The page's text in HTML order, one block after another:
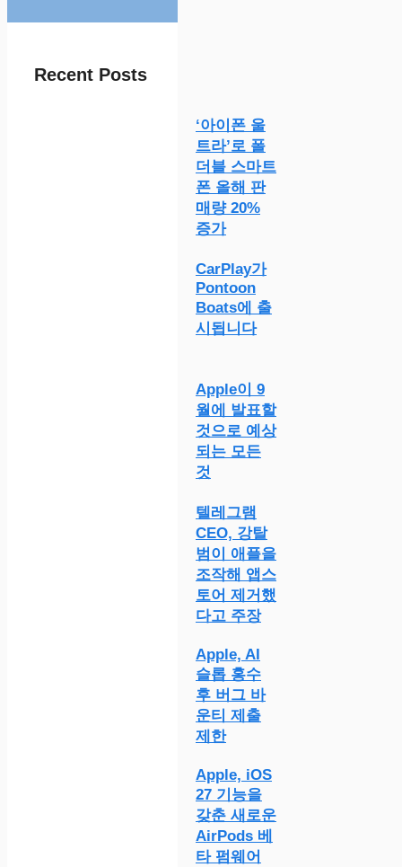
Recent Posts
‘아이폰 울
트라’로 폴
더블 스마트
폰 올해 판
매량 20%
증가
CarPlay가
Pontoon
Boats에 출
시됩니다
Apple이 9
월에 발표할
것으로 예상
되는 모든
것
텔레그램
CEO, 강탈
범이 애플을
조작해 앱스
토어 제거했
다고 주장
Apple, AI
슬롭 홍수
후 버그 바
운티 제출
제한
Apple, iOS
27 기능을
갖춘 새로운
AirPods 베
타 펌웨어